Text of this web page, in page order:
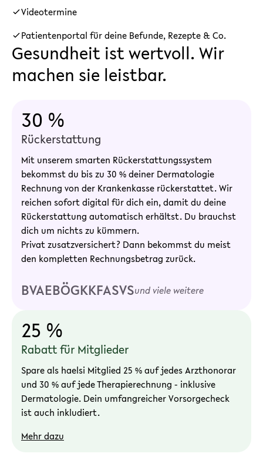
Videotermine
Patientenportal für deine Befunde, Rezepte & Co.
Gesundheit ist wertvoll. Wir
machen sie leistbar.
30 %
Rückerstattung
Mit unserem smarten Rückerstattungssystem
bekommst du bis zu 30 % deiner Dermatologie
Rechnung von der Krankenkasse rückerstattet. Wir
reichen sofort digital für dich ein, damit du deine
Rückerstattung automatisch erhältst. Du brauchst
dich um nichts zu kümmern.
Privat zusatzversichert? Dann bekommst du meist
den kompletten Rechnungsbetrag zurück.
BVAEBÖGKKFASVSund viele weitere
25 %
Rabatt für Mitglieder
Spare als haelsi Mitglied 25 % auf jedes Arzthonorar
und 30 % auf jede Therapierechnung - inklusive
Dermatologie. Dein umfangreicher Vorsorgecheck
ist auch inkludiert.
Mehr dazu